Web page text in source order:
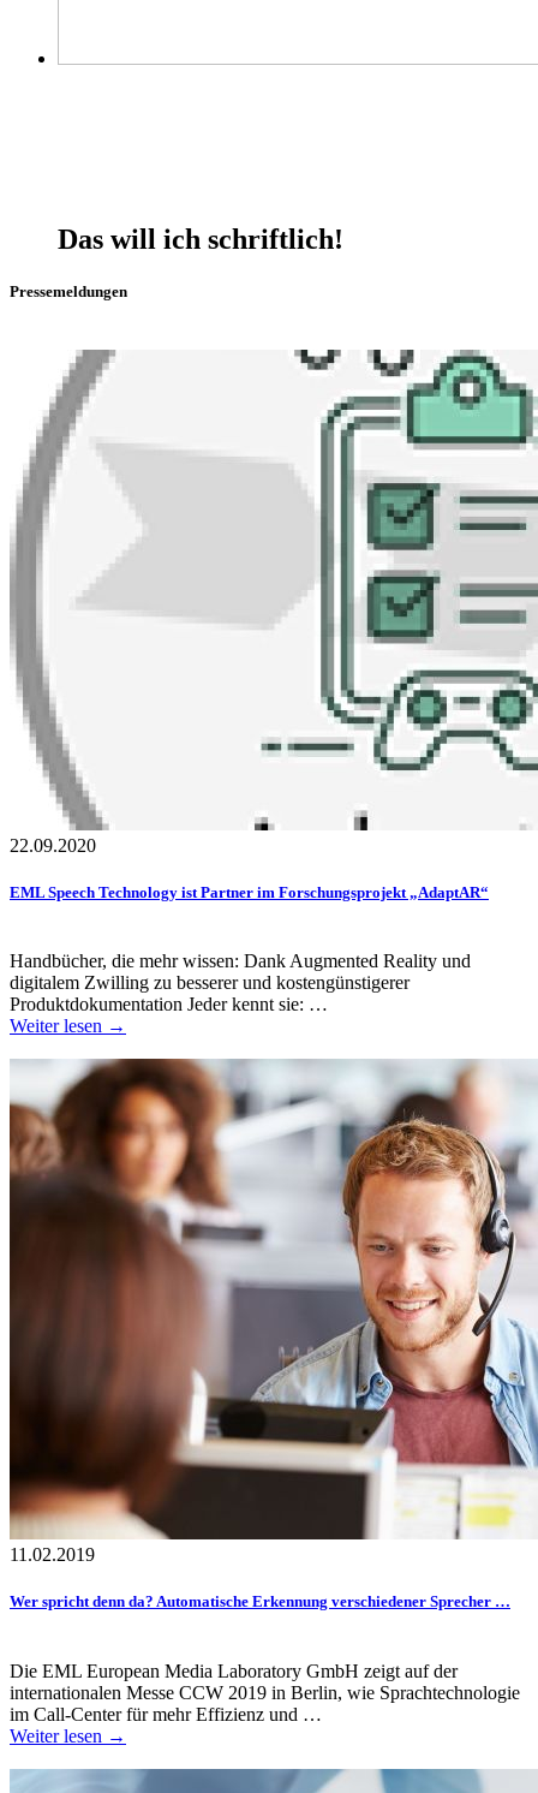
Das will ich schriftlich!
Pressemeldungen
22.09.2020
EML Speech Technology ist Partner im Forschungsprojekt „AdaptAR“
Handbücher, die mehr wissen: Dank Augmented Reality und
digitalem Zwilling zu besserer und kostengünstigerer
Produktdokumentation Jeder kennt sie: …
Weiter lesen →
11.02.2019
Wer spricht denn da? Automatische Erkennung verschiedener Sprecher …
Die EML European Media Laboratory GmbH zeigt auf der
internationalen Messe CCW 2019 in Berlin, wie Sprachtechnologie
im Call-Center für mehr Effizienz und …
Weiter lesen →